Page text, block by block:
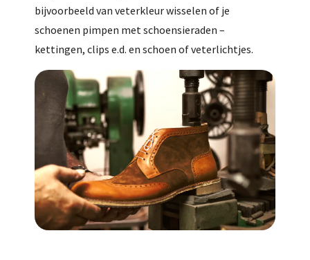
bijvoorbeeld van veterkleur wisselen of je
schoenen pimpen met schoensieraden –
kettingen, clips e.d. en schoen of veterlichtjes.